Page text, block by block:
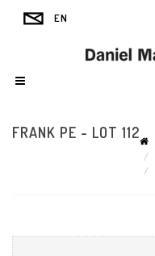
FRANK PE - LOT 112